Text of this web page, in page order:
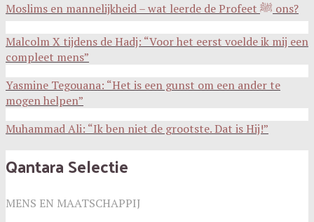
Moslims en mannelijkheid – wat leerde de Profeet ﷺ ons?
Malcolm X tijdens de Hadj: “Voor het eerst voelde ik mij een
compleet mens”
Yasmine Tegouana: “Het is een gunst om een ander te
mogen helpen”
Muhammad Ali: “Ik ben niet de grootste. Dat is Hij!”
Qantara Selectie
MENS EN MAATSCHAPPIJ